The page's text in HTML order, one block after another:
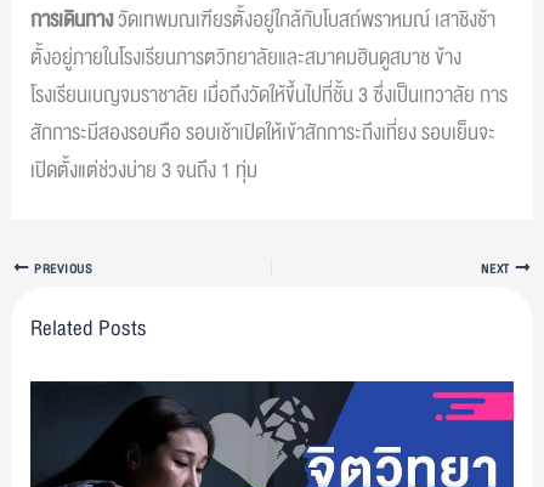
การเดินทางวัดเทพมณเฑียรตั้งอยู่ใกล้กับโบสถ์พราหมณ์ เสาชิงช้า
ตั้งอยู่ภายในโรงเรียนภารตวิทยาลัยและสมาคมฮินดูสมาช ข้าง
โรงเรียนเบญจมราชาลัย เมื่อถึงวัดให้ขึ้นไปที่ชั้น 3 ซึ่งเป็นเทวาลัย การ
สักการะมีสองรอบคือ รอบเช้าเปิดให้เข้าสักการะถึงเที่ยง รอบเย็นจะ
เปิดตั้งแต่ช่วงบ่าย 3 จนถึง 1 ทุ่ม
PREVIOUS NEXT
Related Posts